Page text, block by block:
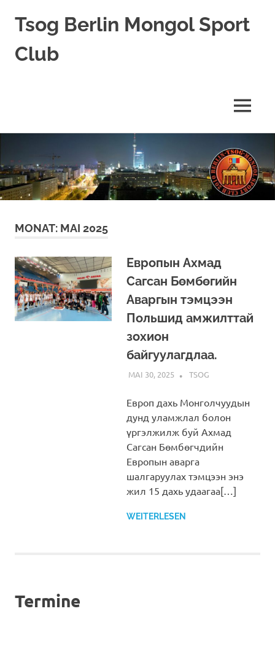
springen
Tsog Berlin Mongol Sport
Club
MENÜ
MONAT: MAI 2025
Европын Ахмад
Сагсан Бөмбөгийн
Аваргын тэмцээн
Польшид амжилттай
зохион
байгуулагдлаа.
MAI 30, 2025 ADMINTSOG
TSOG
Европ дахь Монголчуудын
дунд уламжлал болон
үргэлжилж буй Ахмад
Сагсан Бөмбөгчдийн
Европын аварга
шалгаруулах тэмцээн энэ
жил 15 дахь удаагаа[…]
WEITERLESEN
Termine